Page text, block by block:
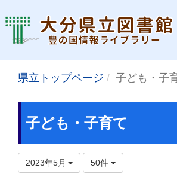
県立トップページ 子ども・子
子ども・子育て
2023年5月 50件